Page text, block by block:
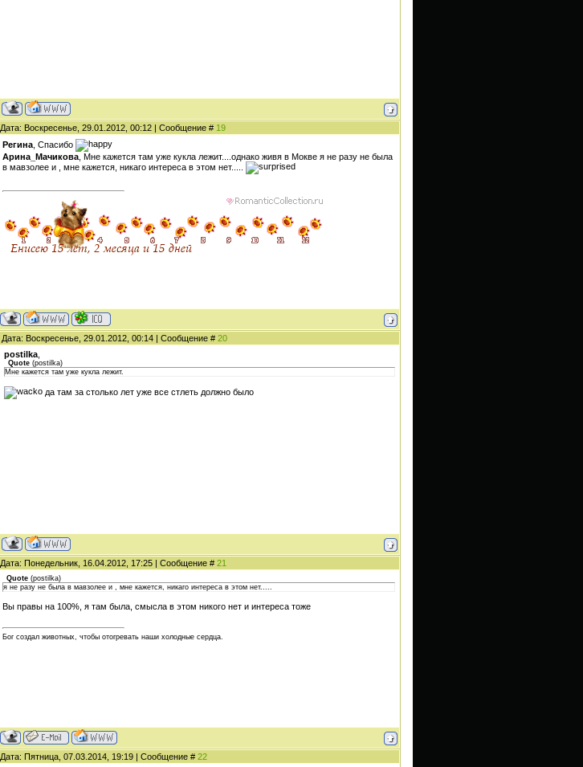
Дата: Воскресенье, 29.01.2012, 00:12 | Сообщение # 19
Регина , Спасибо
Арина_Мачикова , Мне кажется там уже кукла лежит....однако живя в Мокве я не разу не была
в мавзолее и , мне кажется, никаго интереса в этом нет.....
Дата: Воскресенье, 29.01.2012, 00:14 | Сообщение # 20
postilka
Quote (postilka)
Мне кажется там уже кукла лежит.
да там за столько лет уже все стлеть должно было
Дата: Понедельник, 16.04.2012, 17:25 | Сообщение # 21
Quote (postilka)
я не разу не была в мавзолее и , мне кажется, никаго интереса в этом нет.....
Вы правы на 100%, я там была, смысла в этом никого нет и интереса тоже
Бог создал животных, чтобы отогревать наши холодные сердца.
Дата: Пятница, 07.03.2014, 19:19 | Сообщение # 22